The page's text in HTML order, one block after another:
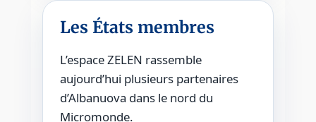
Les États membres
L’espace ZELEN rassemble
aujourd’hui plusieurs partenaires
d’Albanuova dans le nord du
Micromonde.